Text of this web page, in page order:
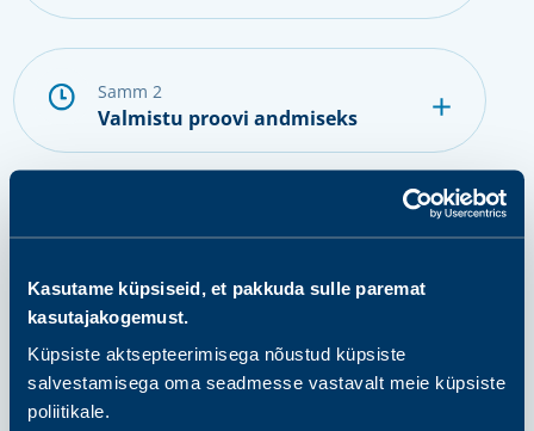
Kasutame küpsiseid, et pakkuda sulle paremat
kasutajakogemust.
Küpsiste aktsepteerimisega nõustud küpsiste
salvestamisega oma seadmesse vastavalt meie küpsiste
poliitikale.
samm 2
Valmistu proovi andmiseks
samm 4
Tulemuste saamine ja järgmised
sammud